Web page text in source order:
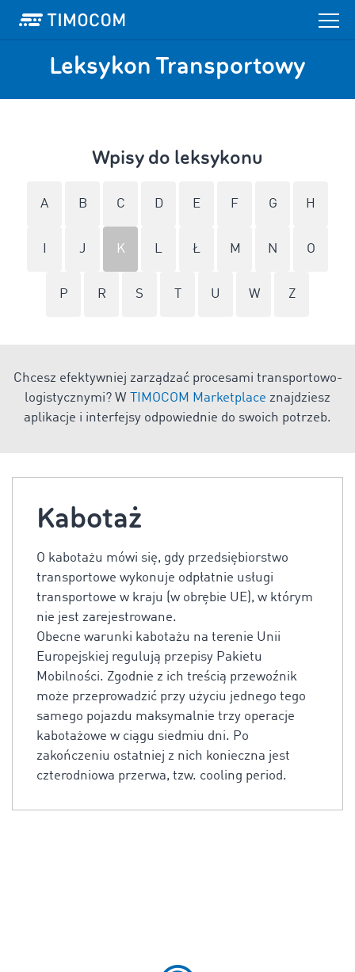
Leksykon Transportowy
Wpisy do leksykonu
A B C D E F G H
J K L Ł M N O
P R S U W Z
Chcesz efektywniej zarządzać procesami transportowo-
logistycznymi? W
TIMOCOM Marketplace znajdziesz
aplikacje i interfejsy odpowiednie do swoich potrzeb.
Kabotaż
O kabotażu mówi się, gdy przedsiębiorstwo
transportowe wykonuje odpłatnie usługi
transportowe w kraju (w obrębie UE), w którym
nie jest zarejestrowane.
Obecne warunki kabotażu na terenie Unii
Europejskiej regulują przepisy Pakietu
Mobilności. Zgodnie z ich treścią przewoźnik
może przeprowadzić przy użyciu jednego tego
samego pojazdu maksymalnie trzy operacje
kabotażowe w ciągu siedmiu dni. Po
zakończeniu ostatniej z nich konieczna jest
czterodniowa przerwa, tzw. cooling period.